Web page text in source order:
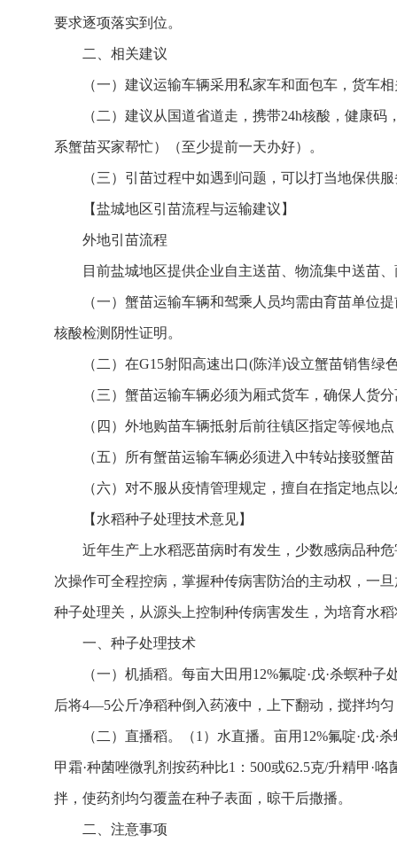
要求逐项落实到位。
二、相关建议
（一）建议运输车辆采用私家车和面包车，货车
（二）建议从国道省道走，携带24h核酸，健康
系蟹苗买家帮忙）（至少提前一天办好）。
（三）引苗过程中如遇到问题，可以打当地保供
【盐城地区引苗流程与运输建议】
外地引苗流程
目前盐城地区提供企业自主送苗、物流集中送苗
（一）蟹苗运输车辆和驾乘人员均需由育苗单位
核酸检测阴性证明。
（二）在G15射阳高速出口(陈洋)设立蟹苗销售
（三）蟹苗运输车辆必须为厢式货车，确保人货
（四）外地购苗车辆抵射后前往镇区指定等候地
（五）所有蟹苗运输车辆必须进入中转站接驳蟹
（六）对不服从疫情管理规定，擅自在指定地点
【水稻种子处理技术意见】
近年生产上水稻恶苗病时有发生，少数感病品种
次操作可全程控病，掌握种传病害防治的主动权，一
种子处理关，从源头上控制种传病害发生，为培育水
一、种子处理技术
（一）机插稻。每亩大田用12%氟啶·戊·杀螟种
后将4—5公斤净稻种倒入药液中，上下翻动，搅拌均
（二）直播稻。（1）水直播。亩用12%氟啶·戊
甲霜·种菌唑微乳剂按药种比1：500或62.5克/升精甲·
拌，使药剂均匀覆盖在种子表面，晾干后撒播。
二、注意事项